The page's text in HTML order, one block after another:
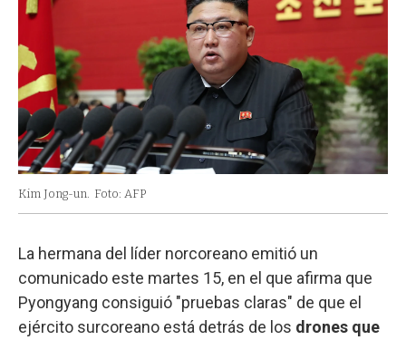
Kim Jong-un. Foto: AFP
La hermana del líder norcoreano emitió un
comunicado este martes 15, en el que afirma que
Pyongyang consiguió "pruebas claras" de que el
ejército surcoreano está detrás de los drones que